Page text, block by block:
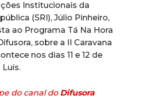
Institucionais da
(SRI), Júlio Pinheiro,
ao Programa Tá Na Hora
sobre a II Caravana
nos dias 11 e 12 de
do canal do Difusora